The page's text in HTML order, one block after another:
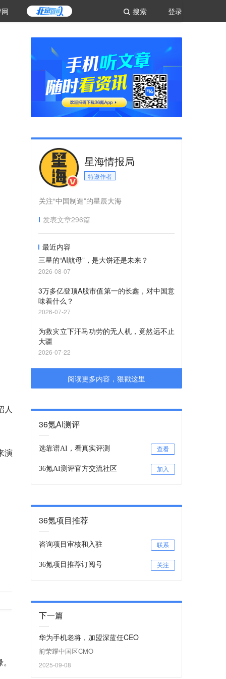
登录
搜索
人
演
星海情报局
特邀作者
关注“中国制造”的星辰大海
发表文章296篇
最近内容
三星的“AI航母”，是大饼还是未来？
2026-08-07
3万多亿登顶A股市值第一的长鑫，对中国意
味着什么？
2026-07-27
为救灾立下汗马功劳的无人机，竟然远不止
大疆
2026-07-22
阅读更多内容，狠戳这里
36氪AI测评
选靠谱AI，看真实评测 查看
36氪AI测评官方交流社区 加入
36氪项目推荐
咨询项目审核和入驻 联系
36氪项目推荐订阅号 关注
下一篇
华为手机老将，加盟深蓝任CEO
前荣耀中国区CMO
2025-09-08